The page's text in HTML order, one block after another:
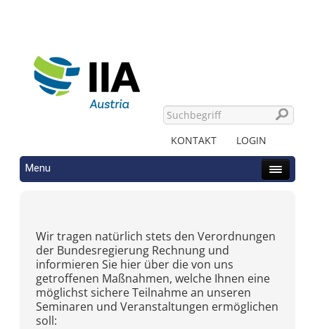
KONTAKT LOGIN
Menu
Wir tragen natürlich stets den Verordnungen
der Bundesregierung Rechnung und
informieren Sie hier über die von uns
getroffenen Maßnahmen, welche Ihnen eine
möglichst sichere Teilnahme an unseren
Seminaren und Veranstaltungen ermöglichen
soll: